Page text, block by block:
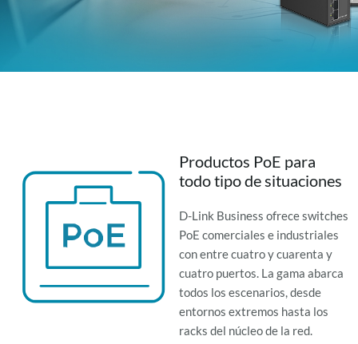
Productos PoE para
todo tipo de situaciones
D-Link Business ofrece switches
PoE comerciales e industriales
con entre cuatro y cuarenta y
cuatro puertos. La gama abarca
todos los escenarios, desde
entornos extremos hasta los
racks del núcleo de la red.